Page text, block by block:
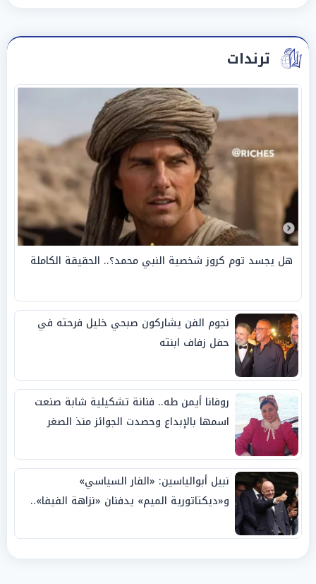
ترندات
هل يجسد توم كروز شخصية النبي محمد؟.. الحقيقة الكاملة
نجوم الفن يشاركون صبحي خليل فرحته في
حفل زفاف ابنته
روفانا أيمن طه.. فنانة تشكيلية شابة صنعت
اسمها بالإبداع وحصدت الجوائز منذ الصغر
نبيل أبوالياسين: «الفار السياسي»
و«ديكتاتورية الميم» يدفنان «نزاهة الفيفا»..